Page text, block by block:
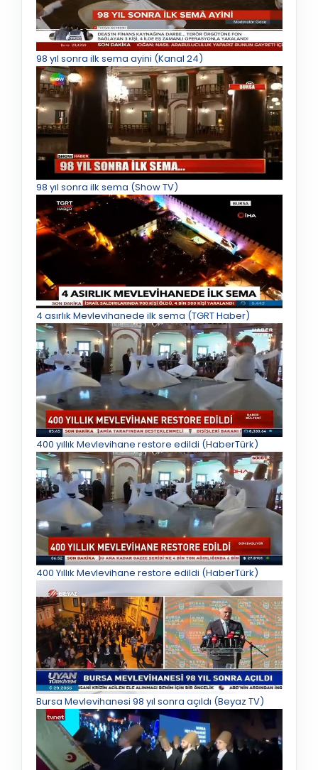
98 yıl sonra ilk sema ayini (Kanal 24)
98 yıl sonra ilk sema (Show TV)
4 asırlık Mevlevihanede ilk sema (TGRT Haber)
400 yıllık Mevlevihane restore edildi (HaberTürk)
400 Yıllık Mevlevihane restore edildi (HaberTürk)
Bursa Mevlevihanesi 98 yıl sonra açıldı (Beyaz TV)